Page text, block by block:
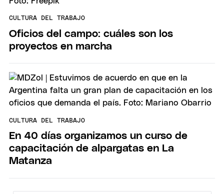
CULTURA DEL TRABAJO
Oficios del campo: cuáles son los
proyectos en marcha
CULTURA DEL TRABAJO
En 40 días organizamos un curso de
capacitación de alpargatas en La
Matanza